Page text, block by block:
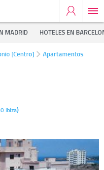
MADRID HOTELES EN
[Centro]
Apartamentos
Ibiza)